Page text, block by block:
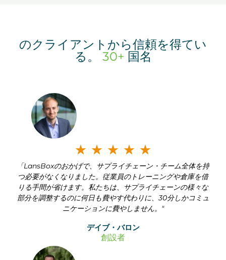
のクライアントから信頼を得てい
る。 30+ 国名
★ ★ ★ ★ ★
ص
ن
ف
「LansBoxのおかげで、サプライチェーン・チーム全体を持
つ必要がなくなりました。従業員のトレーニングや倉庫を借
りる手間が省けます。私たちは、サプライチェーンの様々な
部分を調整するのに何日も費やす代わりに、30分しかコミュ
ニケーションに費やしません。"
デイブ・バロン
創設者